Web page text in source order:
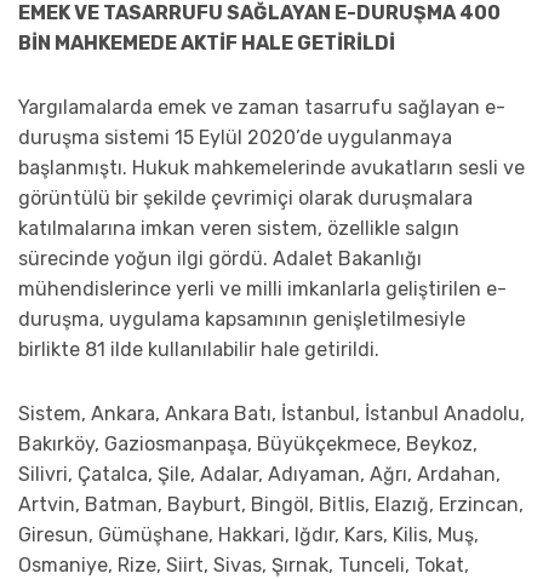
EMEK VE TASARRUFU SAĞLAYAN E-DURUŞMA 400
BİN MAHKEMEDE AKTİF HALE GETİRİLDİ
Yargılamalarda emek ve zaman tasarrufu sağlayan e-
duruşma sistemi 15 Eylül 2020’de uygulanmaya
başlanmıştı. Hukuk mahkemelerinde avukatların sesli ve
görüntülü bir şekilde çevrimiçi olarak duruşmalara
katılmalarına imkan veren sistem, özellikle salgın
sürecinde yoğun ilgi gördü. Adalet Bakanlığı
mühendislerince yerli ve milli imkanlarla geliştirilen e-
duruşma, uygulama kapsamının genişletilmesiyle
birlikte 81 ilde kullanılabilir hale getirildi.
Sistem, Ankara, Ankara Batı, İstanbul, İstanbul Anadolu,
Bakırköy, Gaziosmanpaşa, Büyükçekmece, Beykoz,
Silivri, Çatalca, Şile, Adalar, Adıyaman, Ağrı, Ardahan,
Artvin, Batman, Bayburt, Bingöl, Bitlis, Elazığ, Erzincan,
Giresun, Gümüşhane, Hakkari, Iğdır, Kars, Kilis, Muş,
Osmaniye, Rize, Siirt, Sivas, Şırnak, Tunceli, Tokat,